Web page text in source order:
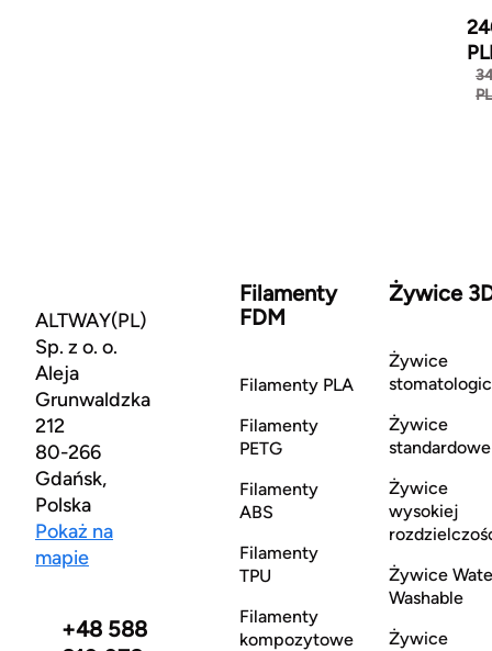
ALTWAY(PL)
Sp. z o. o.
Aleja
Grunwaldzka
212
80-266
Gdańsk,
Polska
Pokaż na
mapie
+48 588
Filamenty
FDM
Filamenty PLA
Filamenty
PETG
Filamenty
ABS
Filamenty
TPU
Filamenty
kompozytowe
Żywice
Żywice
Żywice
standardowe
Żywice
wysokiej
Żywice
Washable
Żywice